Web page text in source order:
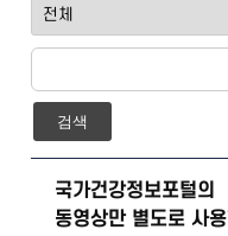
검색
국가건강정보포털
동영상만 별도로 사